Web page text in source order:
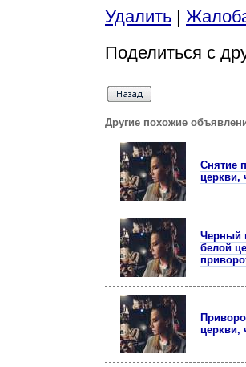
Удалить |
Поделиться с
Другие похожие
Снятие
церкви,
Черный
белой
церкви,